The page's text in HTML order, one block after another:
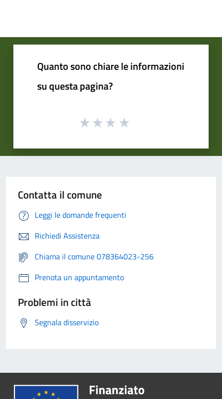
Quanto sono chiare le informazioni
su questa pagina?
Contatta il comune
Leggi le domande frequenti
Richiedi Assistenza
Chiama il comune 078364023-256
Prenota un appuntamento
Problemi in città
Segnala disservizio